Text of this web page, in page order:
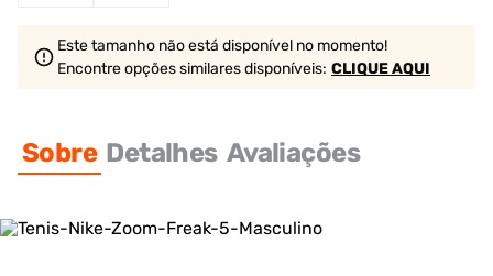
Este tamanho não está disponível no momento!
Encontre opções similaresdisponíveis: CLIQUE AQUI
Sobre Detalhes Avaliações